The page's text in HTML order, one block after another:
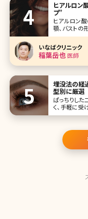
ヒアルロン
プ”
ヒアルロン
顎、バストの
返りのシワ取
れぞれに異な
を実現させる
いなばクリニック
稲葉岳也医師
埋没法の経
型別に厳選
ぱっちりし
く、手軽に
いまぶたが
ている方も
ンタイムが